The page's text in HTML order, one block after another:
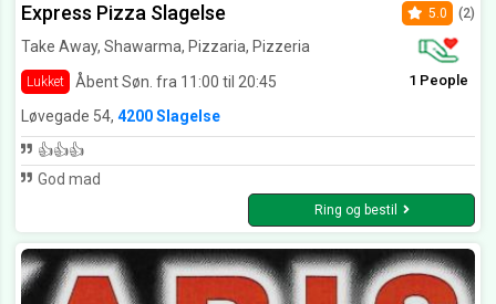
Express Pizza Slagelse
Take Away, Shawarma, Pizzaria, Pizzeria
Lukket Åbent Søn. fra 11:00 til 20:45
5.0 (2)
1 People
Løvegade 54, 4200 Slagelse
👍👍👍
God mad
Ring og bestil